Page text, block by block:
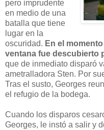
pero imprudente
en medio de una
batalla que tiene
lugar en la
oscuridad. En el
ventana fue descubierto
que de inmediato disparó
ametralladora Sten. Por
Tras el susto, Georges
el refugio de la bodega.
Cuando los disparos
Georges, le instó a salir y